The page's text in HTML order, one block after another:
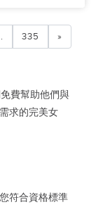
335 »
費幫助他們與
求的完美女
符合資格標準